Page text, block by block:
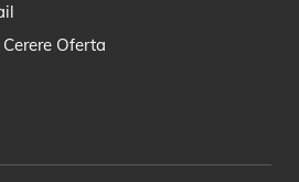
Cerere Oferta